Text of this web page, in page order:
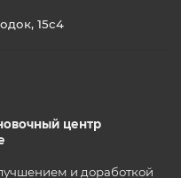
15с4
центр
и доработкой